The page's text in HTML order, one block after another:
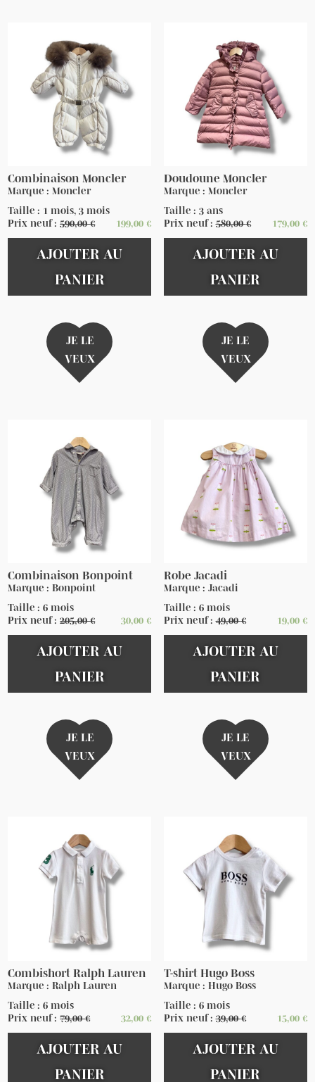
Combinaison Moncler
Marque : Moncler
Taille : 1 mois, 3 mois
Prix neuf :590,00€ 199,00 €
AJOUTER AU
PANIER
JE LE
VEUX
Doudoune Moncler
Marque : Moncler
Taille : 3 ans
Prix neuf :580,00€ 179,00 €
AJOUTER AU
PANIER
JE LE
VEUX
Combinaison Bonpoint
Marque : Bonpoint
Taille : 6 mois
Prix neuf :205,00€ 30,00 €
AJOUTER AU
PANIER
JE LE
VEUX
Robe Jacadi
Marque : Jacadi
Taille : 6 mois
Prix neuf :49,00€ 19,00 €
AJOUTER AU
PANIER
JE LE
VEUX
Combishort Ralph Lauren
Marque : Ralph Lauren
Taille : 6 mois
Prix neuf :79,00€ 32,00 €
AJOUTER AU
PANIER
T-shirt Hugo Boss
Marque : Hugo Boss
Taille : 6 mois
Prix neuf :39,00€ 15,00 €
AJOUTER AU
PANIER